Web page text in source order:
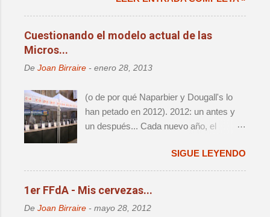
o
calendario anual de actos relevantes. El
cambio de sede significaba un retorno a
reagrupación de las distintas iniciativas
- i.e. Challenge e Innbrew –.
Ingredientes, todos ellos, que hacían que
no se tratara de una mera edición más.
Cuestionando el modelo actual de las
Micros...
De Joan Birraire - enero 28, 2013
(o de por qué Naparbier y Dougall's lo
han petado en 2012). 2012: un antes y
un después... Cada nuevo año, el
vuelco, y lo que hasta aquel momento
era válido e indiscutido, de repente
parece por lo menos debatible. Y es que
que acabamos de vivir el destape
SIGUE LEYENDO
1er FFdA - Mis cervezas...
De Joan Birraire - mayo 28, 2012